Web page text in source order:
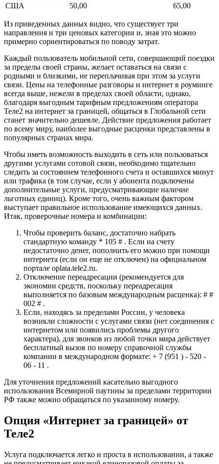
США
50,00 65,00
Из приведенных данных видно, что существует три
направления и три ценовых категории и, зная это можно
примерно сориентироваться по поводу затрат.
Каждый пользователь мобильной сети, совершающий поездки
за пределы своей страны, желает оставаться на связи с
родными и близкими, не переплачивая при этом за услуги
связи. Цены на телефонные разговоры и интернет в роуминге
всегда выше, нежели в пределах своей области, однако,
благодаря выгодным тарифным предложениям оператора
Теле2 на интернет за границей, общаться в Глобальной сети
станет значительно дешевле. Действие предложения работает
по всему миру, наиболее выгодные расценки представлены в
популярных странах мира.
Чтобы иметь возможность выходить в сеть или пользоваться
другими услугами сотовой связи, необходимо тщательно
следить за состоянием телефонного счета и оставшихся минут
или трафика (в том случае, если у абонента подключены
дополнительные услуги, предусматривающие наличие
льготных единиц). Кроме того, очень важным фактором
выступает правильное использование имеющихся данных.
Итак, проверочные номера и комбинации:
Чтобы проверить баланс, достаточно набрать
стандартную команду * 105 # . Если на счету
недостаточно денег, пополнить его можно при помощи
интернета (если он еще не отключен) на официальном
портале oplata.tele2.ru.
Отключение переадресации (рекомендуется для
экономии средств, поскольку переадресация
выполняется по базовым международным расценка): # #
002 # .
Если, находясь за пределами России, у человека
возникли сложности с услугами связи (нет соединения с
интернетом или появились проблемы другого
характера), для звонков из любой точки мира действует
бесплатный вызов по номеру справочной службы
компании в международном формате: + 7 (951 ) - 520 -
06 - 11 .
Для уточнения предложений касательно выгодного
использования Всемирной паутины за пределами территории
РФ также можно обращаться по указанному номеру.
Опция «Интернет за границей» от
Теле2
Услуга подключается легко и проста в использовании, а также